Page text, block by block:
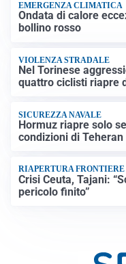
EMERGENZA CLIMATICA
Ondata di calore
bollino rosso
VIOLENZA STRADALE
Nel Torinese
quattro ciclisti riapre
SICUREZZA NAVALE
Hormuz riapre solo
condizioni di Teheran
RIAPERTURA FRONTIERE
Crisi Ceuta, Tajani:
pericolo finito”